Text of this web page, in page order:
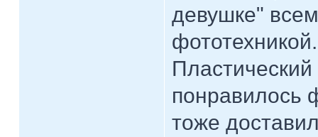
девушке"
фототехникой.
понравилось
тоже